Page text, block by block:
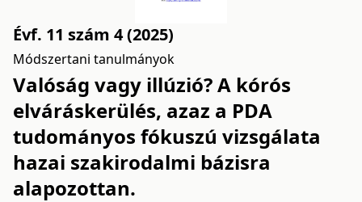
Évf. 11 szám 4 (2025)
Módszertani tanulmányok
Valóság vagy illúzió? A kórós
elváráskerülés, azaz a PDA
tudományos fókuszú vizsgálata
hazai szakirodalmi bázisra
alapozottan.